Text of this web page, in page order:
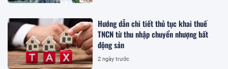
Hướng dẫn chi tiết thủ tục khai thuế
TNCN từ thu nhập chuyển nhượng bất
động sản
2 ngày trước